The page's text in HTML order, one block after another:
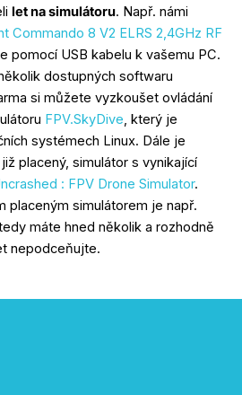
let na simulátoru. Např. námi
Commando 8 V2 ELRS 2,4GHz RF
pomocí USB kabelu k vašemu PC.
dostupných softwaru
si můžete vyzkoušet ovládání
FPV.SkyDive, který je
systémech Linux. Dále je
placený, simulátor s vynikající
: FPV Drone Simulator.
placeným simulátorem je např.
máte hned několik a rozhodně
nepodceňujte.